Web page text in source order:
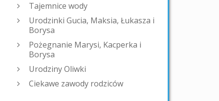
Tajemnice wody
Urodzinki Gucia, Maksia, Łukasza i
Borysa
Pożegnanie Marysi, Kacperka i
Borysa
Urodziny Oliwki
Ciekawe zawody rodziców